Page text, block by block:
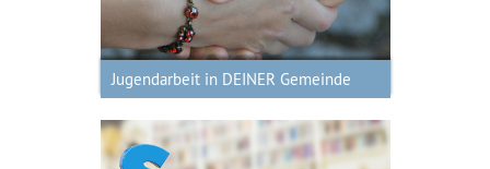
Jugendarbeit in DEINER Gemeinde